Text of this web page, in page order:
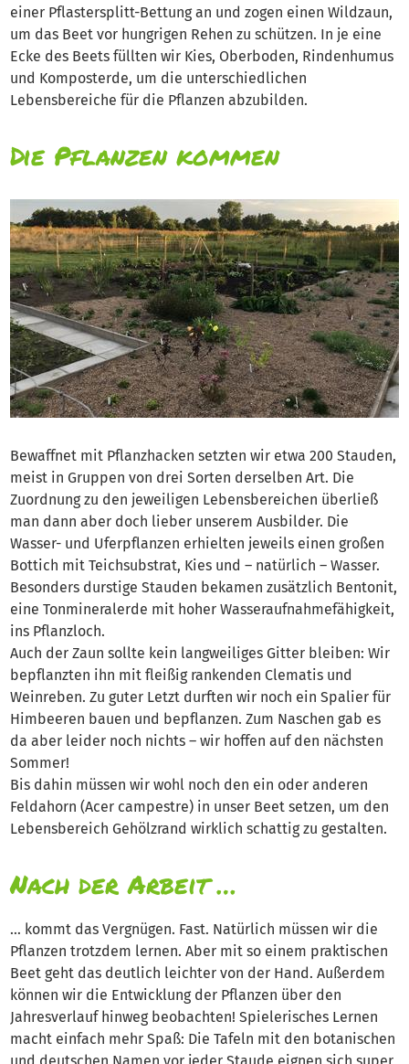
einer Pflastersplitt-Bettung an und zogen einen Wildzaun,
um das Beet vor hungrigen Rehen zu schützen. In je eine
Ecke des Beets füllten wir Kies, Oberboden, Rindenhumus
und Komposterde, um die unterschiedlichen
Lebensbereiche für die Pflanzen abzubilden.
Die Pflanzen kommen
Bewaffnet mit Pflanzhacken setzten wir etwa 200 Stauden,
meist in Gruppen von drei Sorten derselben Art. Die
Zuordnung zu den jeweiligen Lebensbereichen überließ
man dann aber doch lieber unserem Ausbilder. Die
Wasser- und Uferpflanzen erhielten jeweils einen großen
Bottich mit Teichsubstrat, Kies und – natürlich – Wasser.
Besonders durstige Stauden bekamen zusätzlich Bentonit,
eine Tonmineralerde mit hoher Wasseraufnahmefähigkeit,
ins Pflanzloch.
Auch der Zaun sollte kein langweiliges Gitter bleiben: Wir
bepflanzten ihn mit fleißig rankenden Clematis und
Weinreben. Zu guter Letzt durften wir noch ein Spalier für
Himbeeren bauen und bepflanzen. Zum Naschen gab es
da aber leider noch nichts – wir hoffen auf den nächsten
Sommer!
Bis dahin müssen wir wohl noch den ein oder anderen
Feldahorn (Acer campestre) in unser Beet setzen, um den
Lebensbereich Gehölzrand wirklich schattig zu gestalten.
Nach der Arbeit …
… kommt das Vergnügen. Fast. Natürlich müssen wir die
Pflanzen trotzdem lernen. Aber mit so einem praktischen
Beet geht das deutlich leichter von der Hand. Außerdem
können wir die Entwicklung der Pflanzen über den
Jahresverlauf hinweg beobachten! Spielerisches Lernen
macht einfach mehr Spaß: Die Tafeln mit den botanischen